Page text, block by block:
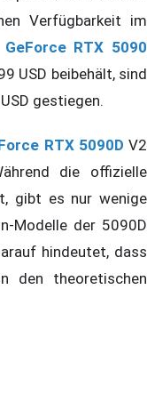
Verfügbarkeit im
GeForce RTX 5090
USD beibehält, sind
gestiegen.
RTX 5090D V2
die offizielle
gibt es nur wenige
Modelle der 5090D
hindeutet, dass
den theoretischen